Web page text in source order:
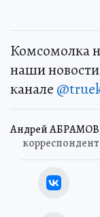
Комсомолка
наши
канале
Андрей АБРАМОВ
корреспондент